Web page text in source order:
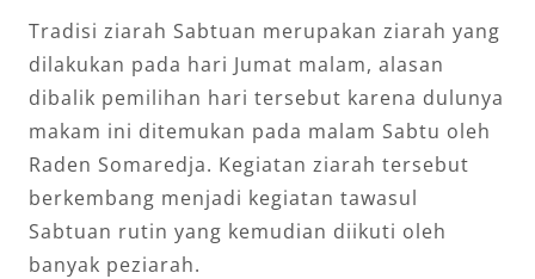
Tradisi ziarah Sabtuan merupakan ziarah yang
dilakukan pada hari Jumat malam, alasan
dibalik pemilihan hari tersebut karena dulunya
makam ini ditemukan pada malam Sabtu oleh
Raden Somaredja. Kegiatan ziarah tersebut
berkembang menjadi kegiatan tawasul
Sabtuan rutin yang kemudian diikuti oleh
banyak peziarah.